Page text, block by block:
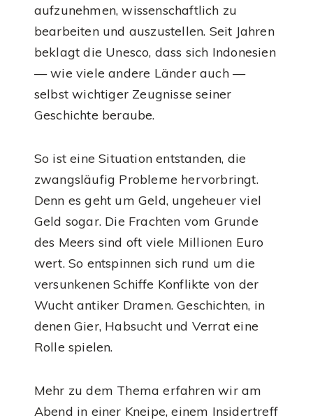
aufzunehmen, wissenschaftlich zu
bearbeiten und auszustellen. Seit Jahren
beklagt die Unesco, dass sich Indonesien
— wie viele andere Länder auch —
selbst wichtiger Zeugnisse seiner
Geschichte beraube.
So ist eine Situation entstanden, die
zwangsläufig Probleme hervorbringt.
Denn es geht um Geld, ungeheuer viel
Geld sogar. Die Frachten vom Grunde
des Meers sind oft viele Millionen Euro
wert. So entspinnen sich rund um die
versunkenen Schiffe Konflikte von der
Wucht antiker Dramen. Geschichten, in
denen Gier, Habsucht und Verrat eine
Rolle spielen.
Mehr zu dem Thema erfahren wir am
Abend in einer Kneipe, einem Insidertreff